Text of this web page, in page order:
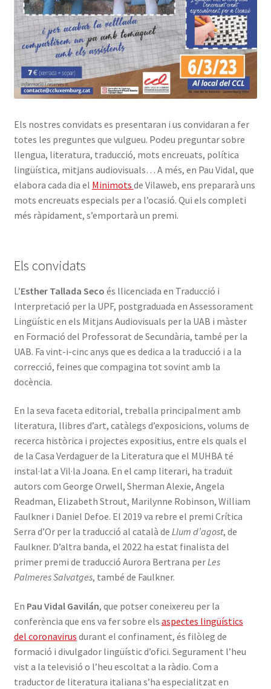
Els nostres convidats es presentaran i us convidaran a fer
totes les preguntes que vulgueu. Podeu preguntar sobre
llengua, literatura, traducció, mots encreuats, política
lingüística, mitjans audiovisuals… A més, en Pau Vidal, que
elabora cada dia el Minimots de Vilaweb, ens prepararà uns
mots encreuats especials per a l’ocasió. Qui els completi
més ràpidament, s’emportarà un premi.
Els convidats
L’Esther Tallada Seco és llicenciada en Traducció i
Interpretació per la UPF, postgraduada en Assessorament
Lingüístic en els Mitjans Audiovisuals per la UAB i màster
en Formació del Professorat de Secundària, també per la
UAB. Fa vint-i-cinc anys que es dedica a la traducció i a la
correcció, feines que compagina tot sovint amb la
docència.
En la seva faceta editorial, treballa principalment amb
literatura, llibres d’art, catàlegs d’exposicions, volums de
recerca històrica i projectes expositius, entre els quals el
de la Casa Verdaguer de la Literatura que el MUHBA té
instal·lat a Vil·la Joana. En el camp literari, ha traduït
autors com George Orwell, Sherman Alexie, Angela
Readman, Elizabeth Strout, Marilynne Robinson, William
Faulkner i Daniel Defoe. El 2019 va rebre el premi Crítica
Serra d’Or per la traducció al català de Llum d’agost, de
Faulkner. D’altra banda, el 2022 ha estat finalista del
primer premi de traducció Aurora Bertrana perLes
Palmeres Salvatges, també de Faulkner.
En Pau Vidal Gavilán, que potser coneixereu per la
conferència que ens va fer sobre els aspectes lingüístics
del coronavirus durant el confinament, és filòleg de
formació i divulgador lingüístic d’ofici. Segurament l’heu
vist a la televisió o l’heu escoltat a la ràdio. Com a
traductor de literatura italiana s’ha especialitzat en